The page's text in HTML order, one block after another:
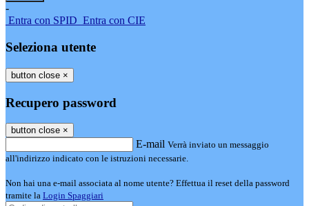
-
Entra con SPID Entra con CIE
Seleziona utente
button close ×
Recupero password
button close ×
E-mail Verrà inviato un messaggio
all'indirizzo indicato con le istruzioni necessarie.
Non hai una e-mail associata al nome utente? Effettua il reset della password
tramite la Login Spaggiari